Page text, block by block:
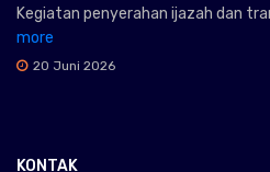
Kegiatan penyerahan ijazah dan
more
20 Juni 2026
KONTAK